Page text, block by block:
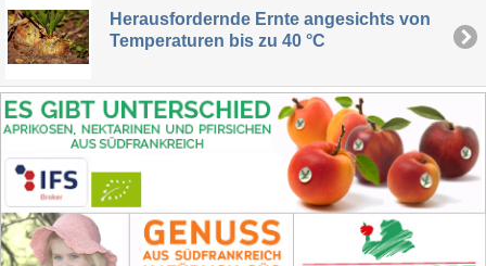
Herausfordernde Ernte angesichts von
Temperaturen bis zu 40 °C